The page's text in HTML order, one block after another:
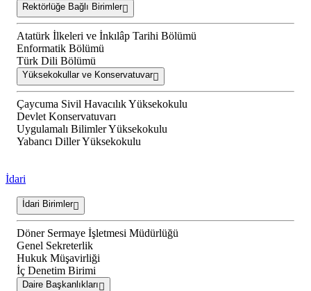
Rektörlüğe Bağlı Birimler
Atatürk İlkeleri ve İnkılâp Tarihi Bölümü
Enformatik Bölümü
Türk Dili Bölümü
Yüksekokullar ve Konservatuvar
Çaycuma Sivil Havacılık Yüksekokulu
Devlet Konservatuvarı
Uygulamalı Bilimler Yüksekokulu
Yabancı Diller Yüksekokulu
İdari
İdari Birimler
Döner Sermaye İşletmesi Müdürlüğü
Genel Sekreterlik
Hukuk Müşavirliği
İç Denetim Birimi
Daire Başkanlıkları